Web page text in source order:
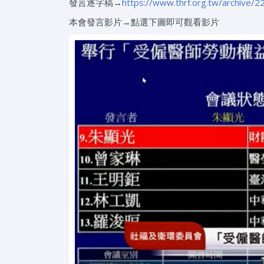
發言逐字稿→ https://www.thrf.org.tw/archive/
本會發言影片→點選下圖即可觀看影片